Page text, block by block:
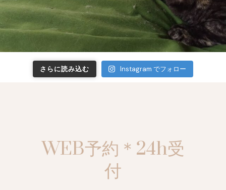
さらに読み込む Instagram でフォロー
WEB予約＊24h受
付